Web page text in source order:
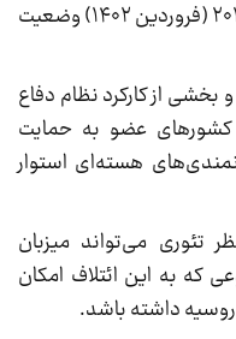
عضویت این کشور در ناتو در آوریل ۲۰۲۳ (فروردین ۱۴۰۲) وضعیت
بخشی از کارکرد نظام دفاع
عضو به حمایت
هسته‌ای استوار
تئوری می‌تواند میزبان
که به این ائتلاف امکان
داشته باشد.